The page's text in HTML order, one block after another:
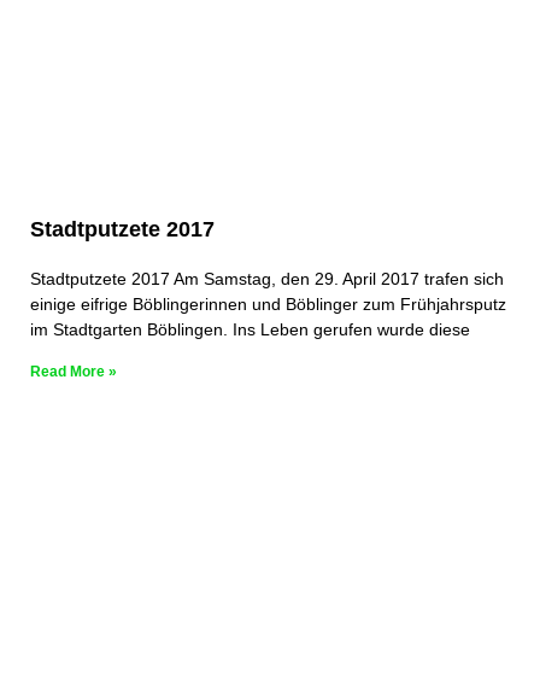
Stadtputzete 2017
Stadtputzete 2017 Am Samstag, den 29. April 2017 trafen sich
einige eifrige Böblingerinnen und Böblinger zum Frühjahrsputz
im Stadtgarten Böblingen. Ins Leben gerufen wurde diese
Read More »